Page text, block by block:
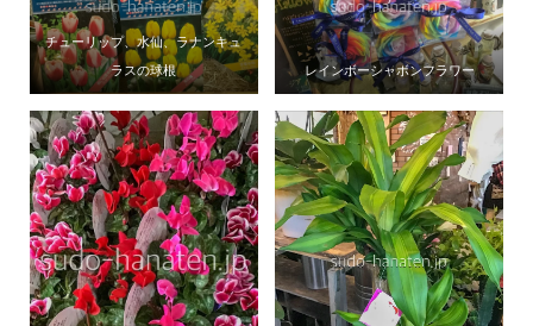
チューリップ、水仙、ラナンキュ
ラスの球根
レインボーシャボンフラワー